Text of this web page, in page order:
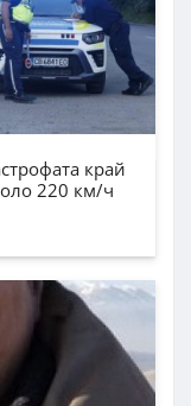
край
220 км/ч